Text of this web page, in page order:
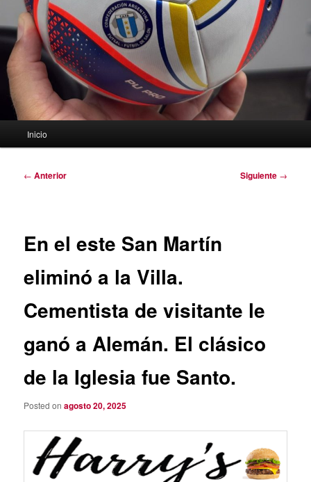
Inicio
Navegación
← Anterior Siguiente →
En el este San Martín
eliminó a la Villa.
Cementista de visitante le
ganó a Alemán. El clásico
de la Iglesia fue Santo.
Posted onagosto 20, 2025